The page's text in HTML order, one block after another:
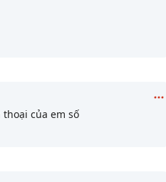
của em số